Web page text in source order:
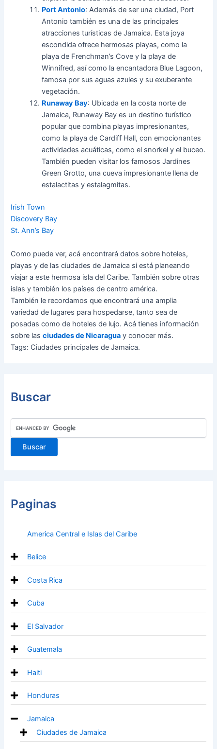
Port Antonio: Además de ser una ciudad, Port
Antonio también es una de las principales
atracciones turísticas de Jamaica. Esta joya
escondida ofrece hermosas playas, como la
playa de Frenchman’s Cove y la playa de
Winnifred, así como la encantadora Blue Lagoon,
famosa por sus aguas azules y su exuberante
vegetación.
Runaway Bay: Ubicada en la costa norte de
Jamaica, Runaway Bay es un destino turístico
popular que combina playas impresionantes,
como la playa de Cardiff Hall, con emocionantes
actividades acuáticas, como el snorkel y el buceo.
También pueden visitar los famosos Jardines
Green Grotto, una cueva impresionante llena de
estalactitas y estalagmitas.
Irish Town
Discovery Bay
St. Ann’s Bay
Como puede ver, acá encontrará datos sobre hoteles,
playas y de las ciudades de Jamaica si está planeando
viajar a este hermosa isla del Caribe. También sobre otras
islas y también los países de centro américa.
También le recordamos que encontrará una amplia
variedad de lugares para hospedarse, tanto sea de
posadas como de hoteles de lujo. Acá tienes información
sobre lasciudades de Nicaragua y conocer más.
Tags: Ciudades principales de Jamaica.
Buscar
Paginas
America Central e Islas del Caribe
Belice
Costa Rica
Cuba
El Salvador
Guatemala
Haiti
Honduras
Jamaica
Ciudades de Jamaica